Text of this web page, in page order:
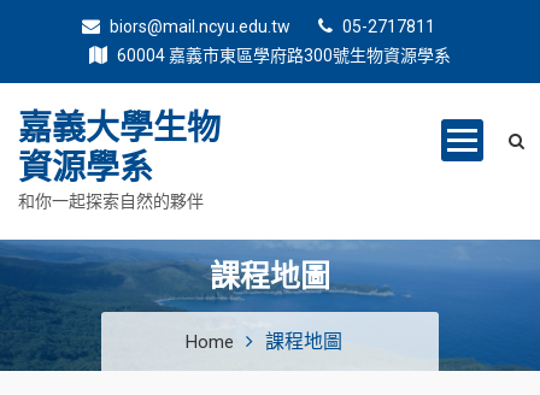
biors@mail.ncyu.edu.tw
05-2717811
60004 嘉義市東區學府路300號生物資源學系
嘉義大學生物
資源學系
和你一起探索自然的夥伴
課程地圖
Home 課程地圖